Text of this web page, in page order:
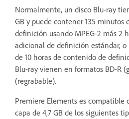
Normalmente, un disco Blu-ray
GB y puede contener 135 minutos
definición usando MPEG-2 más 2
adicional de definición estándar,
de 10 horas de contenido de
Blu-ray vienen en formatos BD-R
(regrabable).
Premiere Elements es compatible
capa de 4,7 GB de los siguientes